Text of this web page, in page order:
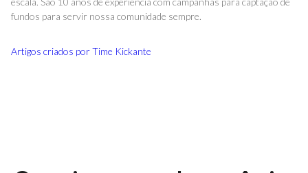
fundos para servir nossa comunidade sempre.
Artigos criados porTime Kickante